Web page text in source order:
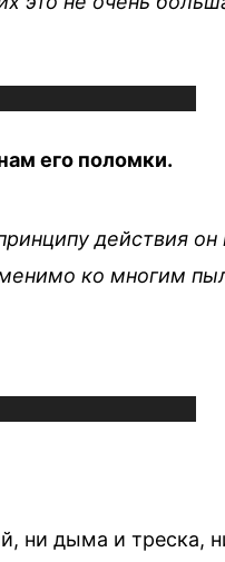
его поломки.
действия
ко многим
ни дыма и треска,